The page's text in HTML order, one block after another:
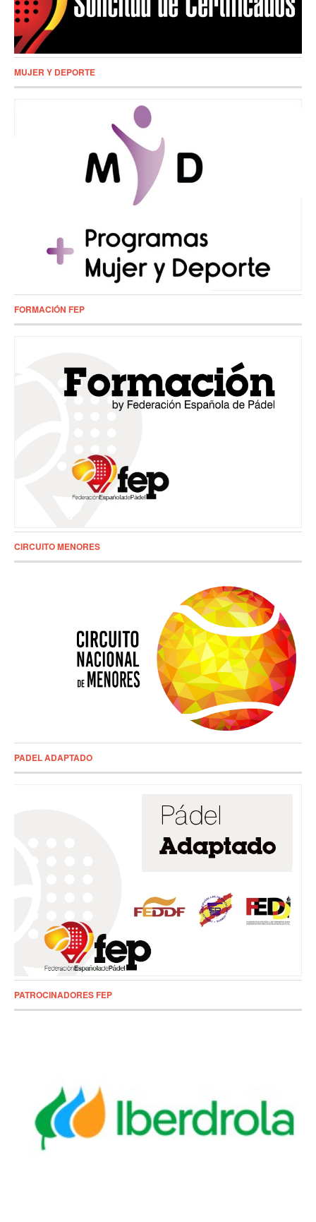
MUJER Y DEPORTE
FORMACIÓN FEP
CIRCUITO MENORES
PADEL ADAPTADO
PATROCINADORES FEP